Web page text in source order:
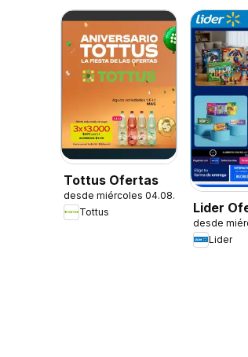
Tottus Ofertas
desde miércoles 04.08.2026
Tottus
Lider
desde
Lider